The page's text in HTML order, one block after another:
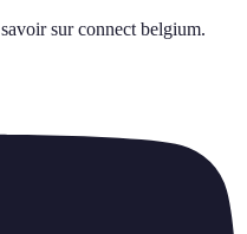
sur connect belgium.